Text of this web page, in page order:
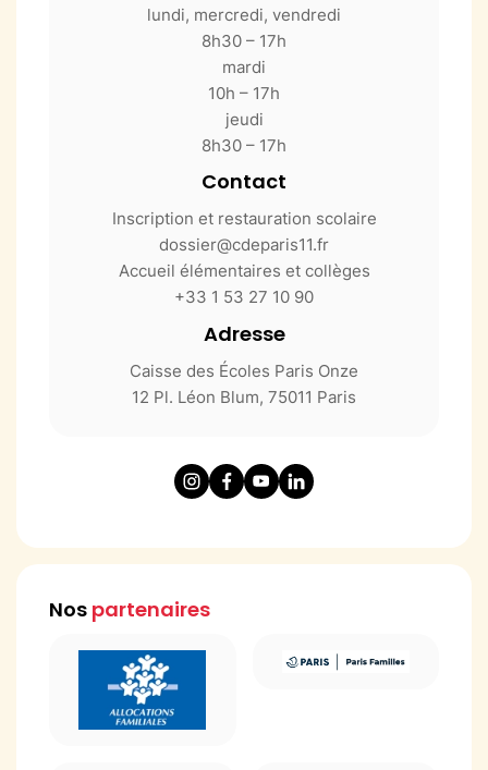
lundi, mercredi, vendredi
8h30 – 17h
mardi
10h – 17h
jeudi
8h30 – 17h
Contact
Inscription et restauration scolaire
dossier@cdeparis11.fr
Accueil élémentaires et collèges
+33 1 53 27 10 90
Adresse
Caisse des Écoles Paris Onze
12 Pl. Léon Blum, 75011 Paris
Nos partenaires